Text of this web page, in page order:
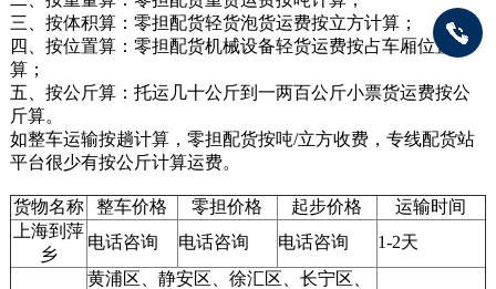
三、按体积算：零担配货轻货泡货运费按立方计算；
四、按位置算：零担配货机械设备轻货运费按占车厢位置
算；
五、按公斤算：托运几十公斤到一两百公斤小票货运费按公
斤算。
如整车运输按趟计算，零担配货按吨/立方收费，专线配货站
平台很少有按公斤计算运费。
货物名称 整车价格 零担价格 起步价格
运输时间
上海到萍
乡
电话咨询 电话咨询 电话咨询 1-2天
黄浦区、静安区、徐汇区、长宁区、